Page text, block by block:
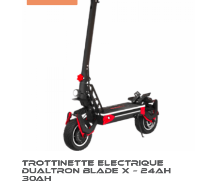
TROTTINETTE ELECTRIQUE
DUALTRON BLADE X – 24Ah
30Ah